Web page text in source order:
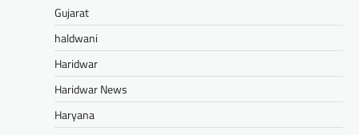
Gujarat
haldwani
Haridwar
Haridwar News
Haryana